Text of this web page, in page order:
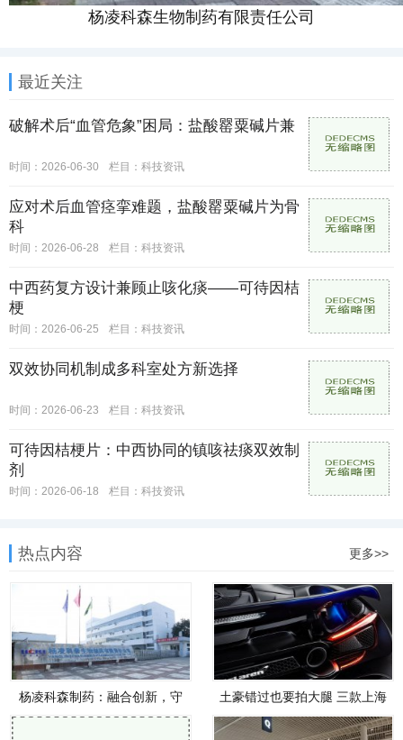
杨凌科森生物制药有限责任公司
最近关注
破解术后“血管危象”困局：盐酸罂粟碱片兼
时间：2026-06-30 栏目： 科技资讯
应对术后血管痉挛难题，盐酸罂粟碱片为骨
科
时间：2026-06-28 栏目： 科技资讯
中西药复方设计兼顾止咳化痰——可待因桔
梗
时间：2026-06-25 栏目： 科技资讯
双效协同机制成多科室处方新选择
时间：2026-06-23 栏目： 科技资讯
可待因桔梗片：中西协同的镇咳祛痰双效制
剂
时间：2026-06-18 栏目： 科技资讯
热点内容 更多>>
杨凌科森制药：融合创新，守
土豪错过也要拍大腿 三款上海